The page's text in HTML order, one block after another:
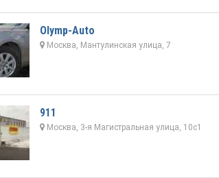
Olymp-Auto
Москва, Мантулинская улица, 7
911
Москва, 3-я Магистральная улица, 10с1